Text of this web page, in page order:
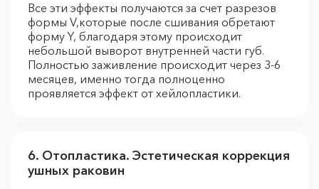
Все эти эффекты получаются за счет разрезов
формы V,которые после сшивания обретают
форму Y, благодаря этому происходит
небольшой выворот внутренней части губ.
Полностью заживление происходит через 3-6
месяцев, именно тогда полноценно
проявляется эффект от хейлопластики.
6. Отопластика. Эстетическая коррекция
ушных раковин